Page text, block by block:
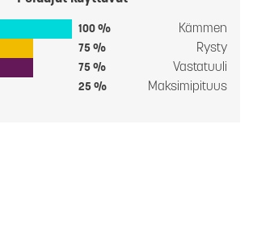
100 % Kämmen
75 % Rysty
75 % Vastatuuli
25 % Maksimipituus